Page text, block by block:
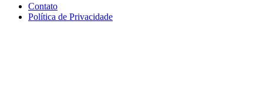
Contato
Política de Privacidade